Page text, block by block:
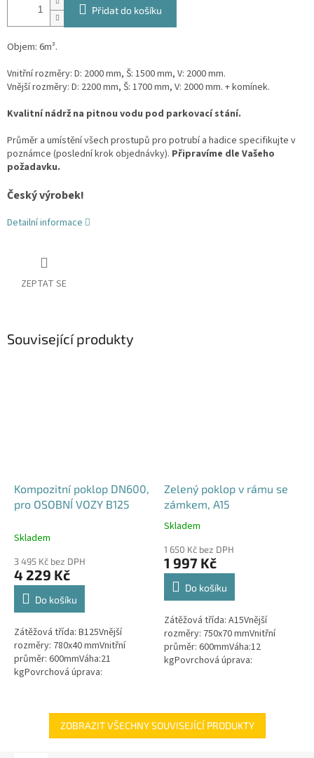
Přidat do košíku
Objem: 6m³.
Vnitřní rozměry: D: 2000 mm, Š: 1500 mm, V: 2000 mm.
Vnější rozměry: D: 2200 mm, Š: 1700 mm, V: 2000 mm. + komínek.
Kvalitní nádrž na pitnou vodu pod parkovací stání.
Průměr a umístění všech prostupů pro potrubí a hadice specifikujte v
poznámce (poslední krok objednávky). Připravíme dle Vašeho
požadavku.
Český výrobek!
Detailní informace
ZEPTAT SE
Související produkty
Kompozitní poklop DN600,
pro OSOBNÍ VOZY B125
Skladem
3 495 Kč bez DPH
4 229 Kč
Do košíku
Zátěžová třída: B125Vnější
rozměry: 780x40 mmVnitřní
průměr: 600mmVáha:21
kgPovrchová úprava:
Zelený poklop v rámu se
zámkem, A15
Průměrné
produktu
je
4,6
hvězdiček.
Skladem
1 650 Kč bez DPH
1 997 Kč
Do košíku
Zátěžová třída: A15Vnější
rozměry: 750x70 mmVnitřní
průměr: 600mmVáha:12
kgPovrchová úprava:
ZOBRAZIT VŠECHNY SOUVISEJÍCÍ PRODUKTY